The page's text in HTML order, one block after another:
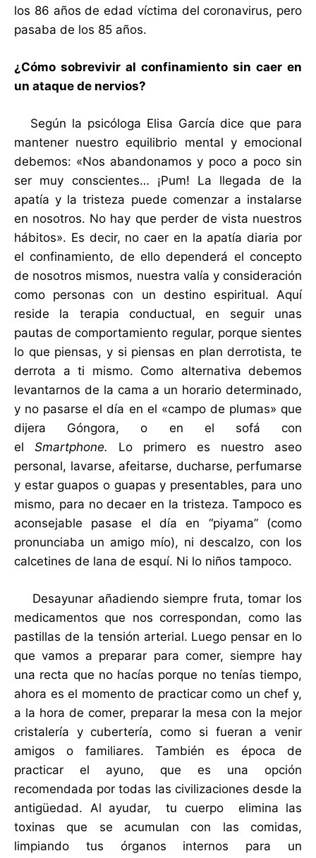
los 86 años de edad víctima del coronavirus, pero
pasaba de los 85 años.
¿Cómo sobrevivir al confinamiento sin caer en
un ataque de nervios?
Según la psicóloga Elisa García dice que para
mantener nuestro equilibrio mental y emocional
debemos: «Nos abandonamos y poco a poco sin
ser muy conscientes… ¡Pum! La llegada de la
apatía y la tristeza puede comenzar a instalarse
en nosotros. No hay que perder de vista nuestros
hábitos». Es decir, no caer en la apatía diaria por
el confinamiento, de ello dependerá el concepto
de nosotros mismos, nuestra valía y consideración
como personas con un destino espiritual. Aquí
reside la terapia conductual, en seguir unas
pautas de comportamiento regular, porque sientes
lo que piensas, y si piensas en plan derrotista, te
derrota a ti mismo. Como alternativa debemos
levantarnos de la cama a un horario determinado,
y no pasarse el día en el «campo de plumas» que
dijera Góngora, o en el sofá con
el Smartphone. Lo primero es nuestro aseo
personal, lavarse, afeitarse, ducharse, perfumarse
y estar guapos o guapas y presentables, para uno
mismo, para no decaer en la tristeza. Tampoco es
aconsejable pasase el día en “piyama” (como
pronunciaba un amigo mío), ni descalzo, con los
calcetines de lana de esquí. Ni lo niños tampoco.
Desayunar añadiendo siempre fruta, tomar los
medicamentos que nos correspondan, como las
pastillas de la tensión arterial. Luego pensar en lo
que vamos a preparar para comer, siempre hay
una recta que no hacías porque no tenías tiempo,
ahora es el momento de practicar como un chef y,
a la hora de comer, preparar la mesa con la mejor
cristalería y cubertería, como si fueran a venir
amigos o familiares. También es época de
practicar el ayuno, que es una opción
recomendada por todas las civilizaciones desde la
antigüedad. Al ayudar, tu cuerpo elimina las
toxinas que se acumulan con las comidas,
limpiando tus órganos internos para un